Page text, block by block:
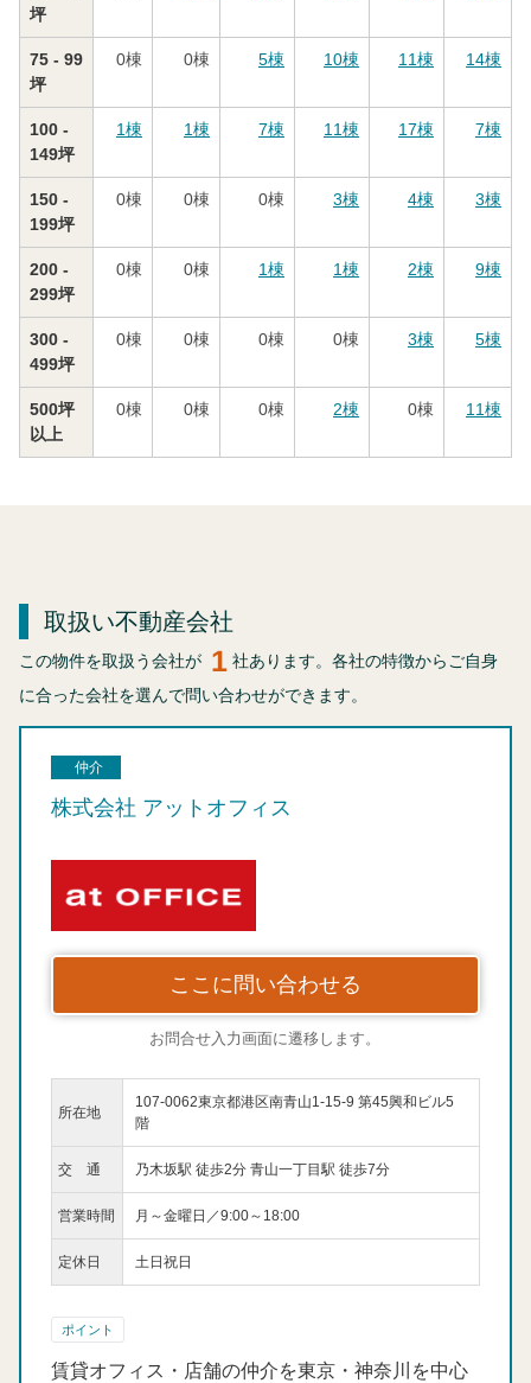
坪
75 - 99
坪
0棟 0棟 5棟 10棟 11棟 14棟
100 -
149坪
1棟 1棟 7棟 11棟 17棟 7棟
150 -
199坪
0棟 0棟 0棟 3棟 4棟 3棟
200 -
299坪
0棟 0棟 1棟 1棟 2棟 9棟
300 -
499坪
0棟 0棟 0棟 0棟 3棟 5棟
500坪
以上
0棟 0棟 0棟 2棟 0棟 11棟
取扱い不動産会社
この物件を取扱う会社が 1 社あります。各社の特徴からご自身
に合った会社を選んで問い合わせができます。
仲介
株式会社 アットオフィス
ここに問い合わせる
お問合せ入力画面に遷移します。
所在地
107-0062東京都港区南青山1-15-9 第45興和ビル5
階
交 通 乃木坂駅 徒歩2分 青山一丁目駅 徒歩7分
営業時間 月～金曜日／9:00～18:00
定休日 土日祝日
ポイント
賃貸オフィス・店舗の仲介を東京・神奈川を中心